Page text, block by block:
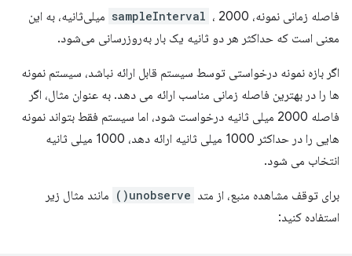
فاصله زمانی نمونه، sampleInterval ، 2000 میلی‌ثانیه، به این
معنی است که حداکثر هر دو ثانیه یک بار به‌روزرسانی می‌شود.
اگر بازه نمونه درخواستی توسط سیستم قابل ارائه نباشد، سیستم نمونه
ها را در بهترین فاصله زمانی مناسب ارائه می دهد. به عنوان مثال، اگر
فاصله 2000 میلی ثانیه درخواست شود، اما سیستم فقط بتواند نمونه
هایی را در حداکثر 1000 میلی ثانیه ارائه دهد، 1000 میلی ثانیه
انتخاب می شود.
برای توقف مشاهده منبع، از متد unobserve()
مانند مثال زیر
استفاده کنید: